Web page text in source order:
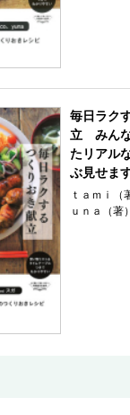
毎日ラク
立 みんな
たリアル
ぶ見せま
ｔａｍｉ（
ｕｎａ（著）